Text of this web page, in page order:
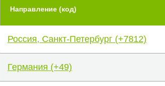
Направление (код)
Россия, Санкт-Петербург (+7812)
Германия (+49)